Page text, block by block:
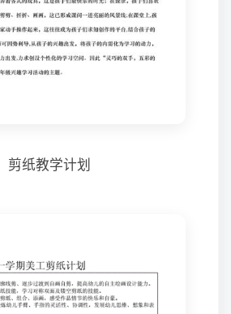
剪纸教学计划